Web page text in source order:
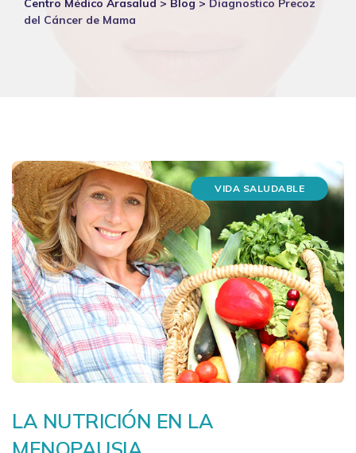
del Cáncer de Mama
VIDA SALUDABLE
LA NUTRICIÓN EN LA